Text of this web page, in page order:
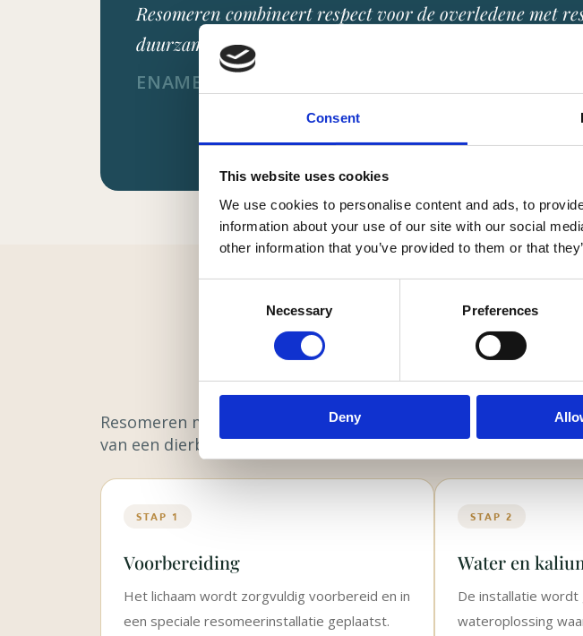
Consent
This website uses cookies
We use cookies to personalise content and ads, to
information about your use of our site with our social
other information that you’ve provided to them or that
Necessary Preferences
Deny
Resomeren combineert respect voor de overledene met
duurzamere toekomst van afscheid nemen.
ENAME UITVAARTZORG · AMSTERDAM
Resomeren maakt gebruik van water, warmte en natuurlijke
van een dierbare.
STAP 1
Voorbereiding
Het lichaam wordt zorgvuldig voorbereid en in
een speciale resomeerinstallatie geplaatst.
STAP 2
Water en
De installatie
wateroplossing